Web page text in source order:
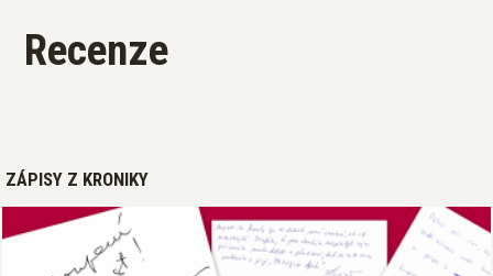
Recenze
ZÁPISY Z KRONIKY